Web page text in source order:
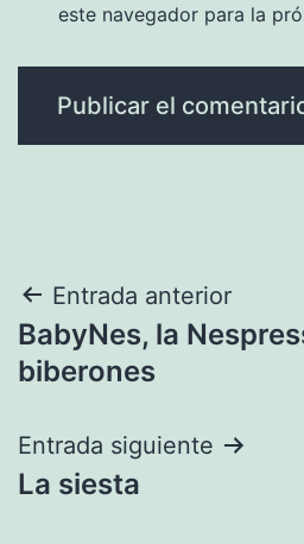
este navegador para la
Navegación
de
Entrada anterior
BabyNes, la
biberones
Entrada siguiente
La siesta